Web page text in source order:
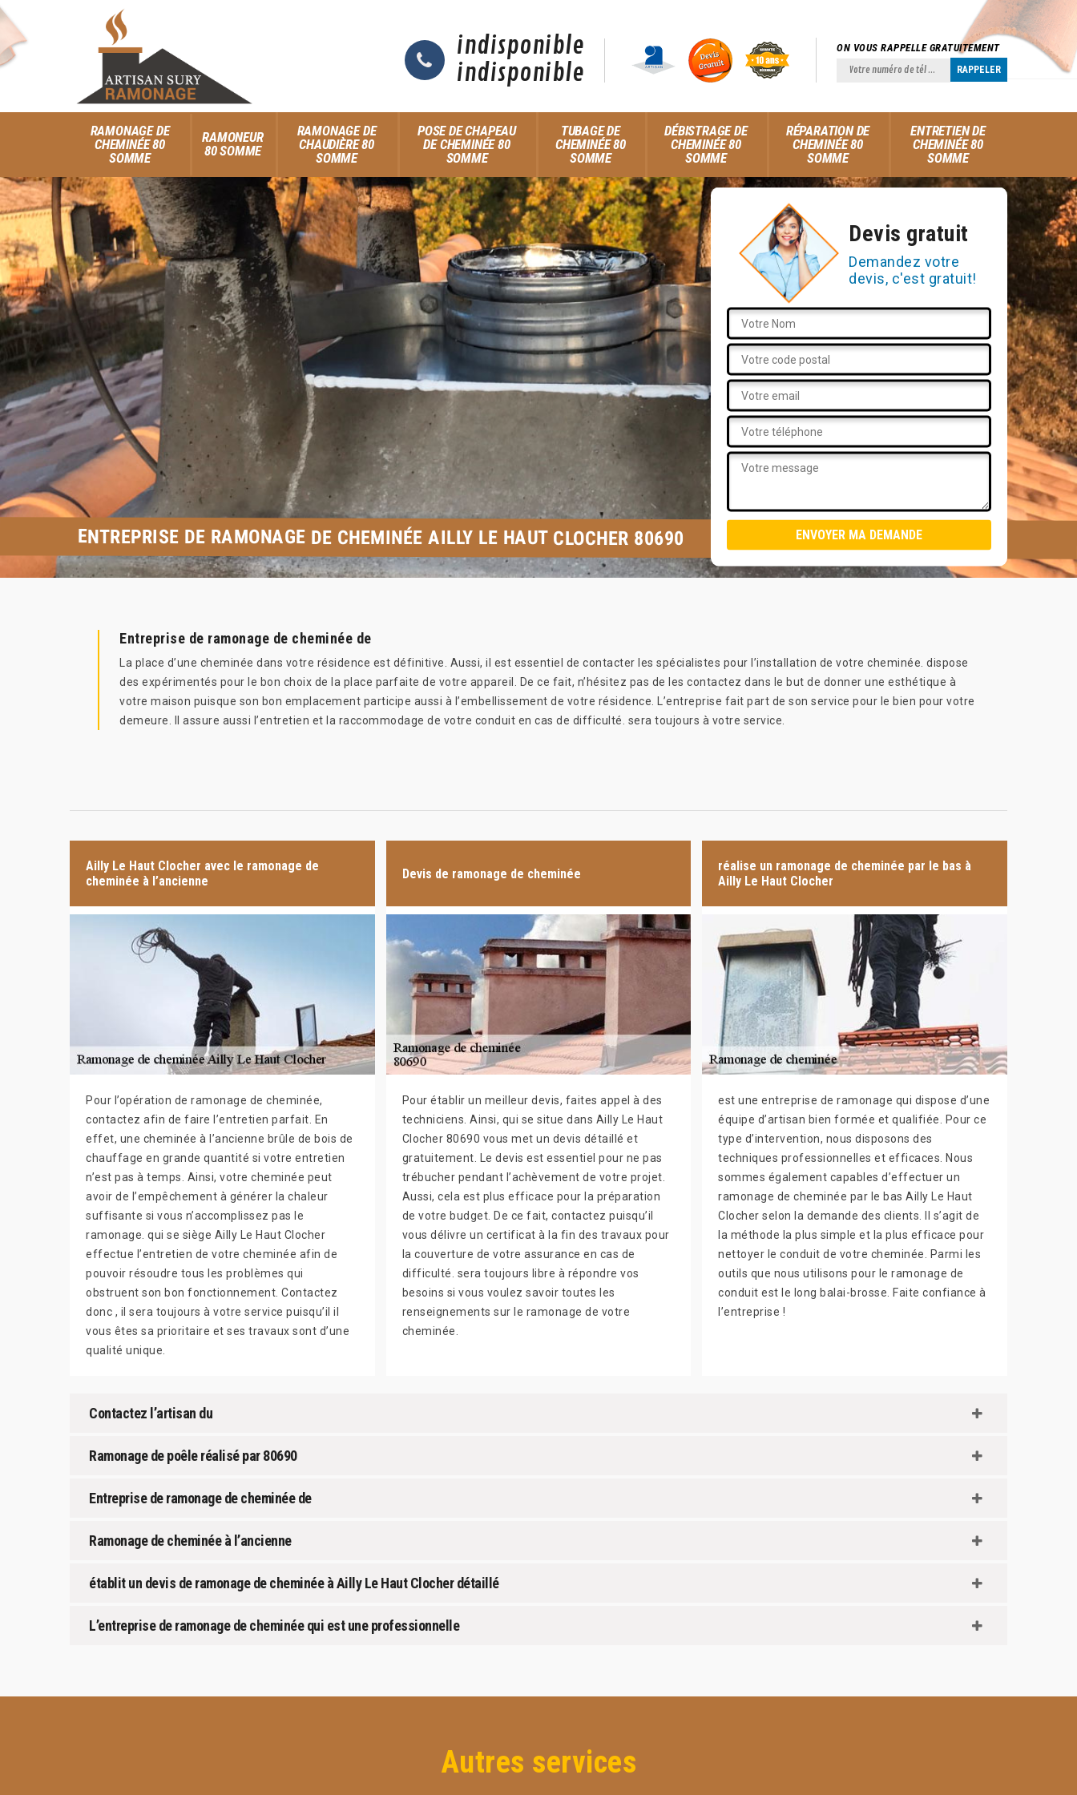
indisponible
indisponible
ON VOUS RAPPELLE GRATUITEMENT
RAMONAGE DE
CHEMINÉE 80
SOMME
RAMONEUR
80 SOMME
RAMONAGE DE
CHAUDIÈRE 80
SOMME
POSE DE CHAPEAU
DE CHEMINÉE 80
SOMME
TUBAGE DE
CHEMINÉE 80
SOMME
DÉBISTRAGE DE
CHEMINÉE 80
SOMME
RÉPARATION DE
CHEMINÉE 80
SOMME
ENTRETIEN DE
CHEMINÉE 80
SOMME
Devis gratuit
Demandez votre
devis, c'est gratuit!
ENTREPRISE DE RAMONAGE DE CHEMINÉE AILLY LE HAUT CLOCHER 80690
Entreprise de ramonage de cheminée de
La place d’une cheminée dans votre résidence est définitive. Aussi, il est essentiel de contacter les spécialistes pour l’installation de votre cheminée. dispose
des expérimentés pour le bon choix de la place parfaite de votre appareil. De ce fait, n’hésitez pas de les contactez dans le but de donner une esthétique à
votre maison puisque son bon emplacement participe aussi à l’embellissement de votre résidence. L’entreprise fait part de son service pour le bien pour votre
demeure. Il assure aussi l’entretien et la raccommodage de votre conduit en cas de difficulté. sera toujours à votre service.
Ailly Le Haut Clocher avec le ramonage de
cheminée à l’ancienne
Pour l’opération de ramonage de cheminée,
contactez afin de faire l’entretien parfait. En
effet, une cheminée à l’ancienne brûle de bois de
chauffage en grande quantité si votre entretien
n’est pas à temps. Ainsi, votre cheminée peut
avoir de l’empêchement à générer la chaleur
suffisante si vous n’accomplissez pas le
ramonage. qui se siège Ailly Le Haut Clocher
effectue l’entretien de votre cheminée afin de
pouvoir résoudre tous les problèmes qui
obstruent son bon fonctionnement. Contactez
donc , il sera toujours à votre service puisqu’il il
vous êtes sa prioritaire et ses travaux sont d’une
qualité unique.
Devis de ramonage de cheminée
Pour établir un meilleur devis, faites appel à des
techniciens. Ainsi, qui se situe dans Ailly Le Haut
Clocher 80690 vous met un devis détaillé et
gratuitement. Le devis est essentiel pour ne pas
trébucher pendant l’achèvement de votre projet.
Aussi, cela est plus efficace pour la préparation
de votre budget. De ce fait, contactez puisqu’il
vous délivre un certificat à la fin des travaux pour
la couverture de votre assurance en cas de
difficulté. sera toujours libre à répondre vos
besoins si vous voulez savoir toutes les
renseignements sur le ramonage de votre
cheminée.
réalise un ramonage de cheminée par le bas à
Ailly Le Haut Clocher
est une entreprise de ramonage qui dispose d’une
équipe d’artisan bien formée et qualifiée. Pour ce
type d’intervention, nous disposons des
techniques professionnelles et efficaces. Nous
sommes également capables d’effectuer un
ramonage de cheminée par le bas Ailly Le Haut
Clocher selon la demande des clients. Il s’agit de
la méthode la plus simple et la plus efficace pour
nettoyer le conduit de votre cheminée. Parmi les
outils que nous utilisons pour le ramonage de
conduit est le long balai-brosse. Faite confiance à
l’entreprise !
Contactez l’artisan du
Ramonage de poêle réalisé par 80690
Entreprise de ramonage de cheminée de
Ramonage de cheminée à l’ancienne
établit un devis de ramonage de cheminée à Ailly Le Haut Clocher détaillé
L’entreprise de ramonage de cheminée qui est une professionnelle
Autres services